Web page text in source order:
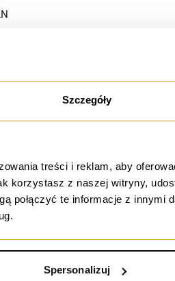
Szczegóły
treści i reklam, aby
korzystasz z naszej witryny,
połączyć te informacje z innymi
Spersonalizuj
2 pokoje= Rozbrat= Park